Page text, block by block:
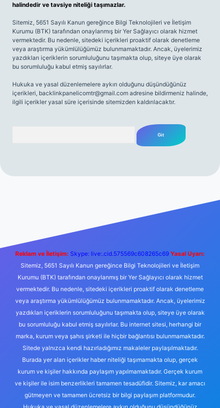
halindedir ve tavsiye niteliği taşımazlar.
Sitemiz, 5651 Sayılı Kanun gereğince Bilgi Teknolojileri ve İletişim
Kurumu (BTK) tarafından onaylanmış bir Yer Sağlayıcı olarak hizmet
vermektedir. Bu nedenle, sitedeki içerikleri proaktif olarak denetleme
veya araştırma yükümlülüğümüz bulunmamaktadır. Ancak, üyelerimiz
yazdıkları içeriklerin sorumluluğunu taşımakta olup, siteye üye olarak
bu sorumluluğu kabul etmiş sayılırlar.
Hukuka ve yasal düzenlemelere aykırı olduğunu düşündüğünüz
içerikleri, backlinkpanelicomtr@gmail.com adresine bildirmeniz halinde,
ilgili içerikler yasal süre içerisinde sitemizden kaldırılacaktır.
m elexbet
Reklam ve İletişim: Skype: live:.cid.575569c608265c69 Yasal Uyarı:
Sitemiz, 5651 Sayılı Kanun gereğince Bilgi Teknolojileri ve İletişim
Kurumu (BTK) tarafından onaylanmış bir Yer Sağlayıcı olarak hizmet
vermektedir. Bu nedenle, sitedeki içerikleri proaktif olarak denetleme
veya araştırma yükümlülüğümüz bulunmamaktadır. Ancak, üyelerimiz
yazdıkları içeriklerin sorumluluğunu taşımakta olup, siteye üye olarak
bu sorumluluğu kabul etmiş sayılırlar. Bu internet sitesi, herhangi bir
marka, kurum veya şahıs şirketi ile hiçbir bağlantısı bulunmamaktadır.
Sitede yalnızca kendi hazırladığımız makaleler paylaşılmaktadır.
Burada yer alan içerikler haber niteliği taşımamakta olup, gerçek
kurum ve kişiler hakkında paylaşım yapılmamaktadır. Gerçek kurum
ve kişiler ile isim benzerlikleri tamamen tesadüfidir. Sitemiz, kar amacı
gütmeyen ve tamamen ücretsiz bir bilgi paylaşım platformudur.